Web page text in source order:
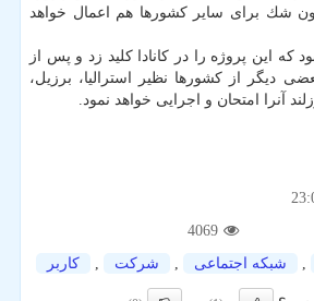
شك برای سایر كشورها هم اعمال خواهد
كه این پروژه را در كانادا كلید زد و پس از
دیگر از كشورها نظیر استرالیا، برزیل،
آنرا امتحان و اجرایی خواهد نمود.
4069
, شبكه اجتماعی , شركت , كاربر